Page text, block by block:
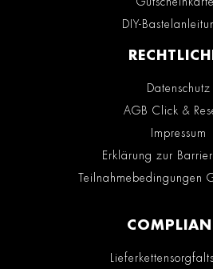
DIY-
Datenschutz
AGB Click &
Impressum
Erklärung zur
Teilnahmebedingungen